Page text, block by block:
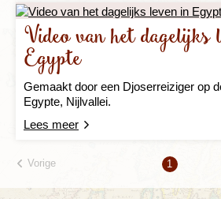
Video van het dagelijks
Egypte
Gemaakt door een Djoserreiziger op
Egypte, Nijlvallei.
Lees meer
Vorige 1